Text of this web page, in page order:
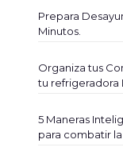
Prepara
Minutos.
Organiza tus
tu refrigeradora
5 Maneras
para combatir